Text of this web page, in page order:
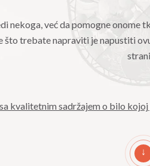
nekoga, već da pomogne
što trebate napraviti je napustiti
kvalitetnim sadržajem o bilo
↓